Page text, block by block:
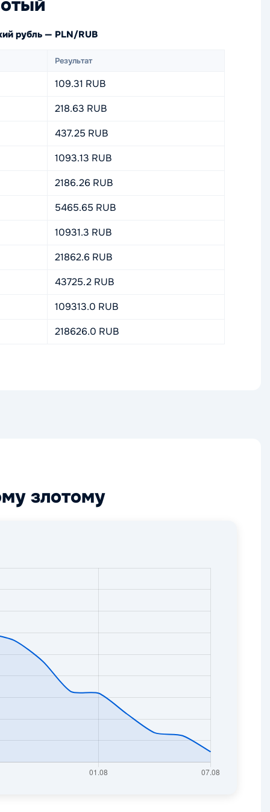
рубль — PLN/RUB
Результат
109.31 RUB
218.63 RUB
437.25 RUB
1093.13 RUB
2186.26 RUB
5465.65 RUB
10931.3 RUB
21862.6 RUB
43725.2 RUB
109313.0 RUB
218626.0 RUB
злотому